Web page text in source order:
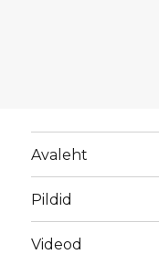
Avaleht
Pildid
Videod